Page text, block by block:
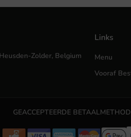
Zolder, Belgium
Links
Menu
Vooraf
GEACCEPTEERDE